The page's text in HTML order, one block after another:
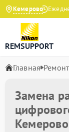
Кемерово
на Яндекс
REMSUPPORT
Главная
Замена
Кемерово